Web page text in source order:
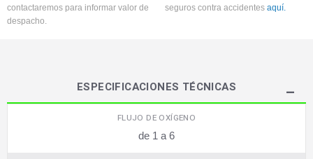
contactaremos para informar valor de
despacho.
seguros contra accidentes aquí.
ESPECIFICACIONES TÉCNICAS
FLUJO DE OXÍGENO
de 1 a 6